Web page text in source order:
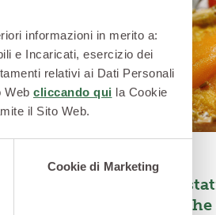
informazioni in merito a:
e Incaricati, esercizio dei
relativi ai Dati Personali
Web cliccando qui la Cookie
il Sito Web.
Cookie di Marketing
pesche